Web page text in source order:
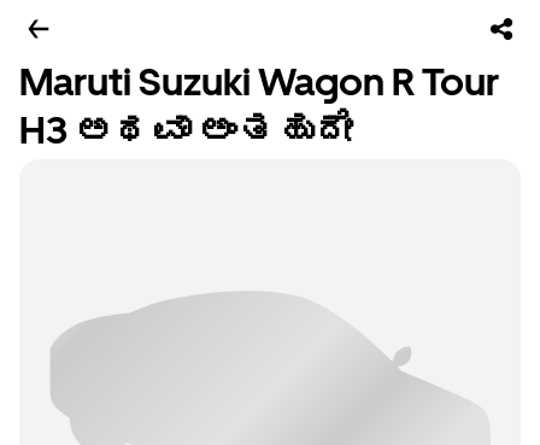
Maruti Suzuki Wagon R Tour
H3 ಅಥವಾ ಅಂತಹುದೇ